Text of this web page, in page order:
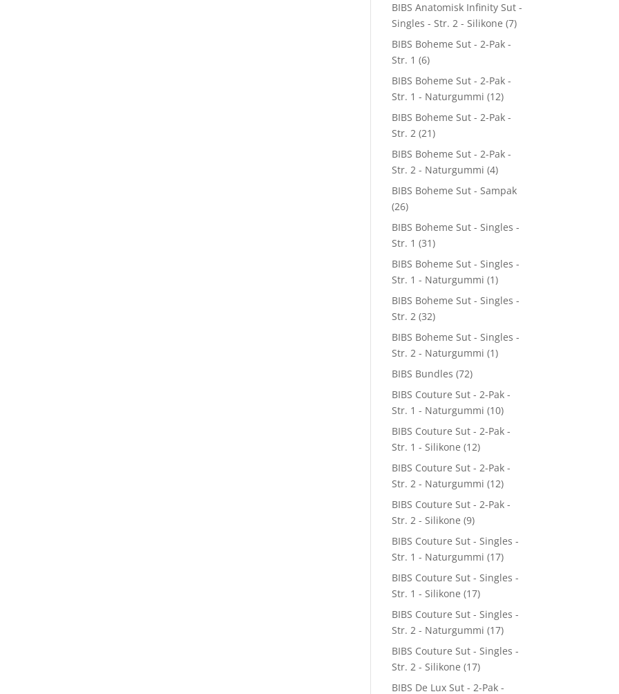
BIBS Anatomisk Infinity Sut -
Singles - Str. 2 - Silikone (7)
BIBS Boheme Sut - 2-Pak -
Str. 1 (6)
BIBS Boheme Sut - 2-Pak -
Str. 1 - Naturgummi (12)
BIBS Boheme Sut - 2-Pak -
Str. 2 (21)
BIBS Boheme Sut - 2-Pak -
Str. 2 - Naturgummi (4)
BIBS Boheme Sut - Sampak
(26)
BIBS Boheme Sut - Singles -
Str. 1 (31)
BIBS Boheme Sut - Singles -
Str. 1 - Naturgummi (1)
BIBS Boheme Sut - Singles -
Str. 2 (32)
BIBS Boheme Sut - Singles -
Str. 2 - Naturgummi (1)
BIBS Bundles (72)
BIBS Couture Sut - 2-Pak -
Str. 1 - Naturgummi (10)
BIBS Couture Sut - 2-Pak -
Str. 1 - Silikone (12)
BIBS Couture Sut - 2-Pak -
Str. 2 - Naturgummi (12)
BIBS Couture Sut - 2-Pak -
Str. 2 - Silikone (9)
BIBS Couture Sut - Singles -
Str. 1 - Naturgummi (17)
BIBS Couture Sut - Singles -
Str. 1 - Silikone (17)
BIBS Couture Sut - Singles -
Str. 2 - Naturgummi (17)
BIBS Couture Sut - Singles -
Str. 2 - Silikone (17)
BIBS De Lux Sut - 2-Pak -